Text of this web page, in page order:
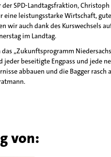
SPD-Landtagsfraktion,
eine leistungsstarke Wirtschaft,
wir auch dank des Kurswechsels
im Landtag.
„Zukunftsprogramm
jeder beseitigte Engpass und jede
abbauen und die Bagger
von: